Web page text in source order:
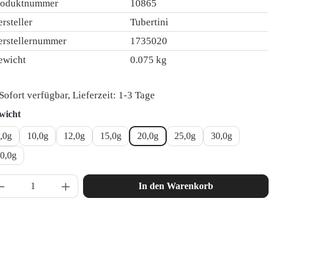
10865
Tubertini
1735020
0.075 kg
Sofort verfügbar, Lieferzeit: 1-3 Tage
auswählen
10,0g 12,0g 15,0g 20,0g 25,0g
30,0g
Anzahl: Gib den gewünschten Wert ein oder
In den Warenkorb